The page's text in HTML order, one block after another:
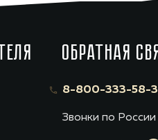
ОБРАТНАЯ
8-800-333-58-
Звонки по